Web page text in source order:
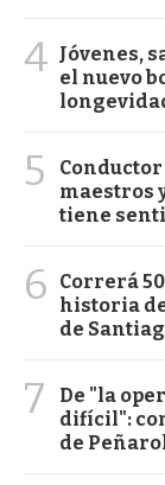
4 Jóvenes,
el nuevo
5
maestros
tiene
6
Correrá
historia
de
7
De "la
difícil":
de